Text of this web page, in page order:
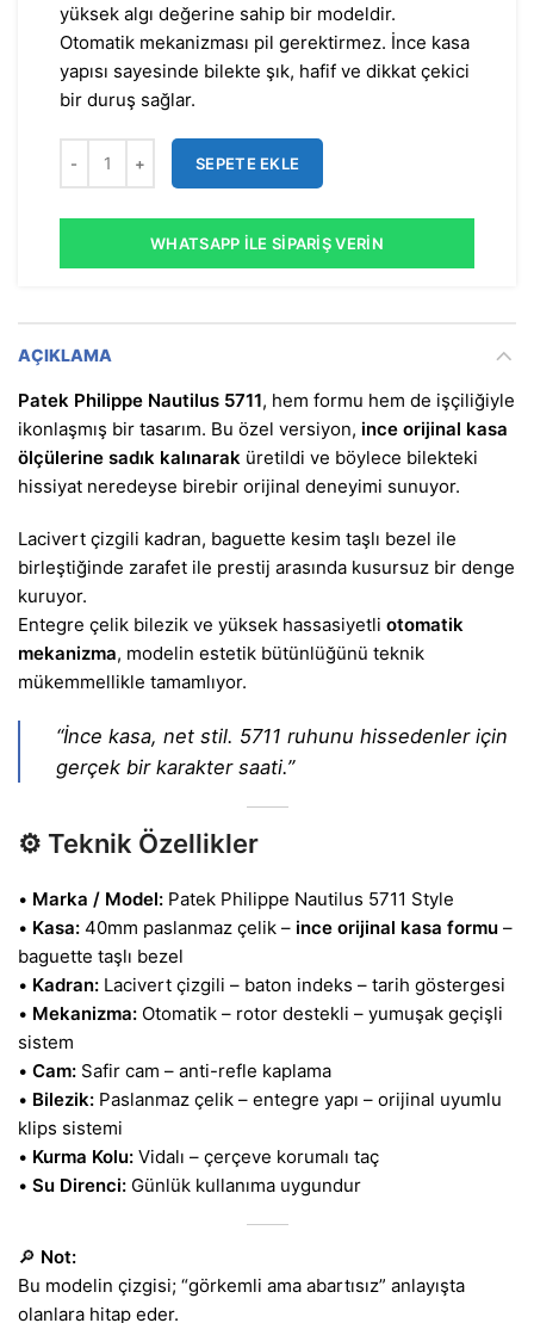
yüksek algı değerine sahip bir modeldir.
Otomatik mekanizması pil gerektirmez. İnce kasa
yapısı sayesinde bilekte şık, hafif ve dikkat çekici
bir duruş sağlar.
SEPETE EKLE
WHATSAPP İLE SIPARIŞ VERIN
AÇIKLAMA
Patek Philippe Nautilus 5711, hem formu hem de işçiliğiyle
ikonlaşmış bir tasarım. Bu özel versiyon, ince orijinal kasa
ölçülerine sadık kalınarak üretildi ve böylece bilekteki
hissiyat neredeyse birebir orijinal deneyimi sunuyor.
Lacivert çizgili kadran, baguette kesim taşlı bezel ile
birleştiğinde zarafet ile prestij arasında kusursuz bir denge
kuruyor.
Entegre çelik bilezik ve yüksek hassasiyetli otomatik
mekanizma, modelin estetik bütünlüğünü teknik
mükemmellikle tamamlıyor.
“İnce kasa, net stil. 5711 ruhunu hissedenler için
gerçek bir karakter saati.”
⚙️ Teknik Özellikler
• Marka / Model: Patek Philippe Nautilus 5711 Style
• Kasa: 40mm paslanmaz çelik – ince orijinal kasa formu –
baguette taşlı bezel
• Kadran: Lacivert çizgili – baton indeks – tarih göstergesi
• Mekanizma: Otomatik – rotor destekli – yumuşak geçişli
sistem
• Cam: Safir cam – anti-refle kaplama
• Bilezik: Paslanmaz çelik – entegre yapı – orijinal uyumlu
klips sistemi
• Kurma Kolu: Vidalı – çerçeve korumalı taç
• Su Direnci: Günlük kullanıma uygundur
🔎 Not:
Bu modelin çizgisi; “görkemli ama abartısız” anlayışta
olanlara hitap eder.